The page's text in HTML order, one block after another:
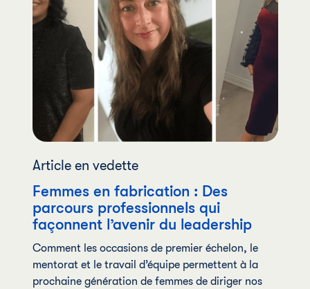
Article en vedette
Femmes en fabrication : Des
parcours professionnels qui
façonnent l’avenir du leadership
Comment les occasions de premier échelon, le
mentorat et le travail d’équipe permettent à la
prochaine génération de femmes de diriger nos